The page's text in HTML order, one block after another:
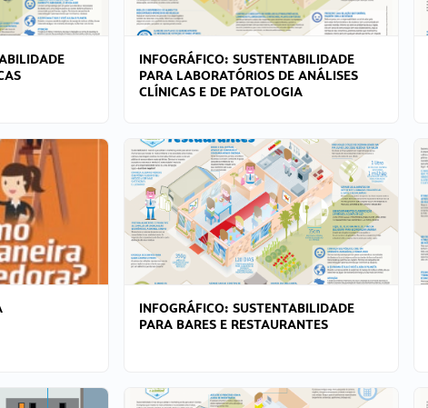
INFOGRÁFICO: SUSTENTABILIDADE
PARA LABORATÓRIOS DE ANÁLISES
CLÍNICAS E DE PATOLOGIA
INFOGRÁFICO: SUSTENTABILIDADE
PARA BARES E RESTAURANTES